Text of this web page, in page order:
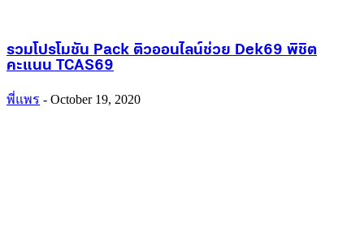
รวมโปรโมชัน Pack ติวออนไลน์ช่วย Dek69 พิชิต
คะแนน TCAS69
พี่แพร - October 19, 2020